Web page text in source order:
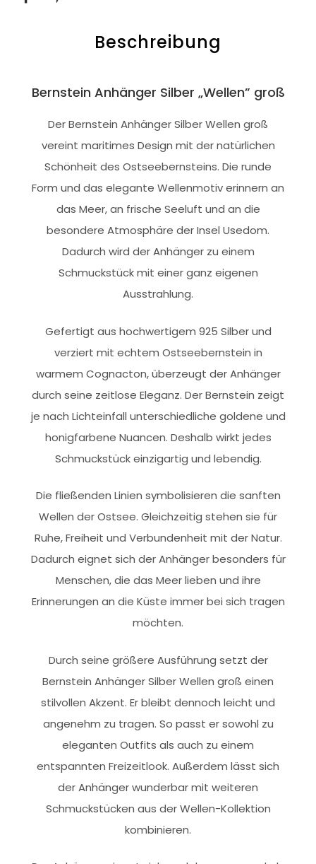
Beschreibung
Bernstein Anhänger Silber „Wellen” groß
Der Bernstein Anhänger Silber Wellen groß
vereint maritimes Design mit der natürlichen
Schönheit des Ostseebernsteins. Die runde
Form und das elegante Wellenmotiv erinnern an
das Meer, an frische Seeluft und an die
besondere Atmosphäre der Insel Usedom.
Dadurch wird der Anhänger zu einem
Schmuckstück mit einer ganz eigenen
Ausstrahlung.
Gefertigt aus hochwertigem 925 Silber und
verziert mit echtem Ostseebernstein in
warmem Cognacton, überzeugt der Anhänger
durch seine zeitlose Eleganz. Der Bernstein zeigt
je nach Lichteinfall unterschiedliche goldene und
honigfarbene Nuancen. Deshalb wirkt jedes
Schmuckstück einzigartig und lebendig.
Die fließenden Linien symbolisieren die sanften
Wellen der Ostsee. Gleichzeitig stehen sie für
Ruhe, Freiheit und Verbundenheit mit der Natur.
Dadurch eignet sich der Anhänger besonders für
Menschen, die das Meer lieben und ihre
Erinnerungen an die Küste immer bei sich tragen
möchten.
Durch seine größere Ausführung setzt der
Bernstein Anhänger Silber Wellen groß einen
stilvollen Akzent. Er bleibt dennoch leicht und
angenehm zu tragen. So passt er sowohl zu
eleganten Outfits als auch zu einem
entspannten Freizeitlook. Außerdem lässt sich
der Anhänger wunderbar mit weiteren
Schmuckstücken aus der Wellen-Kollektion
kombinieren.